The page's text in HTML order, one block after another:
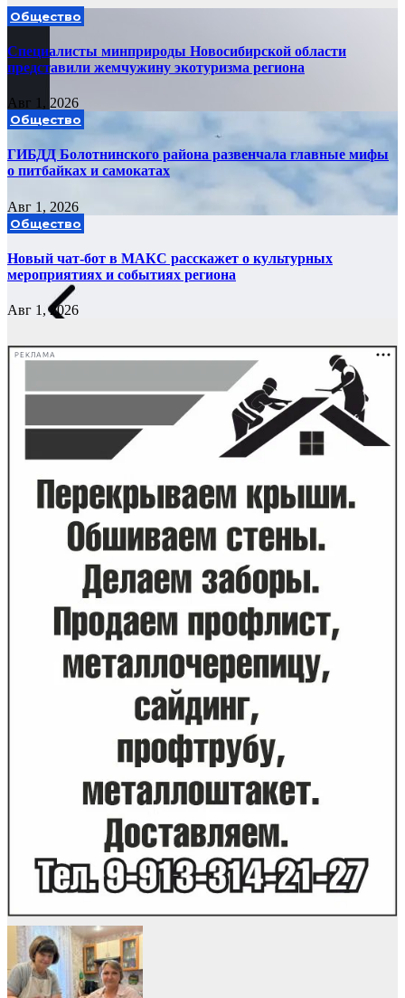
Общество
Специалисты минприроды Новосибирской области
представили жемчужину экотуризма региона
Авг 1, 2026
Общество
ГИБДД Болотнинского района развенчала главные мифы
о питбайках и самокатах
Авг 1, 2026
Общество
Новый чат-бот в МАКС расскажет о культурных
мероприятиях и событиях региона
Авг 1, 2026
РЕКЛАМА